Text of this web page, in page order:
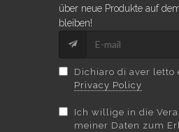
über neue Produkte auf
bleiben!
Dichiaro di aver letto
Privacy Policy
Ich willige in die
meiner Daten zum